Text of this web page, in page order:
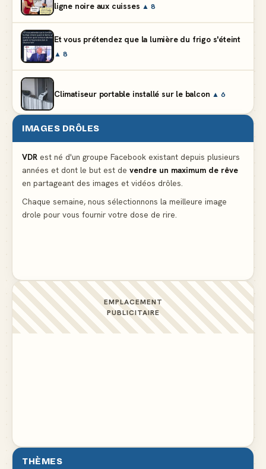
ligne noire aux cuisses ▲ 8
Et vous prétendez que la lumière du frigo s'éteint
▲ 8
Climatiseur portable installé sur le balcon ▲ 6
Partager l'addition alors que vous n'avez pris
Le mendiant revient avec un livre de cuisine
IMAGES DRÔLES
VDR est né d'un groupe Facebook existant depuis plusieurs
années et dont le but est de vendre un maximum de rêve
en partageant des images et vidéos drôles.
Chaque semaine, nous sélectionnons la meilleure image
drole pour vous fournir votre dose de rire.
EMPLACEMENT
PUBLICITAIRE
THÈMES